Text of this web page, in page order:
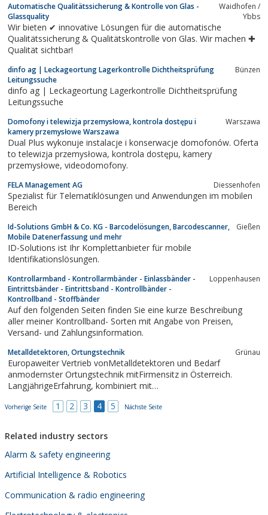
Automatische Qualitätssicherung & Kontrolle von Glas -
Glassquality
Waidhofen /
Ybbs
Wir bieten ✔ innovative Lösungen für die automatische
Qualitätssicherung & Qualitätskontrolle von Glas. Wir machen ✚
Qualität sichtbar!
dinfo ag | Leckageortung Lagerkontrolle Dichtheitsprüfung
Leitungssuche
Bünzen
dinfo ag | Leckageortung Lagerkontrolle Dichtheitsprüfung
Leitungssuche
Domofony i telewizja przemysłowa, kontrola dostępu i
kamery przemysłowe Warszawa
Warszawa
Dual Plus wykonuje instalacje i konserwacje domofonów. Oferta
to telewizja przemysłowa, kontrola dostępu, kamery
przemysłowe, videodomofony.
FELA Management AG Diessenhofen
Spezialist für Telematiklösungen und Anwendungen im mobilen
Bereich
Id-Solutions GmbH & Co. KG - Barcodelösungen, Barcodescanner,
Mobile Datenerfassung und mehr
Gießen
ID-Solutions ist Ihr Komplettanbieter für mobile
Identifikationslösungen.
Kontrollarmband - Kontrollarmbänder - Einlassbänder -
Eintrittsbänder - Eintrittsband - Kontrollbänder -
Kontrollband - Stoffbänder
Loppenhausen
Auf den folgenden Seiten finden Sie eine kurze Beschreibung
aller meiner Kontrollband- Sorten mit Angabe von Preisen,
Versand- und Zahlungsinformation.
Metalldetektoren, Ortungstechnik Grünau
Europaweiter Vertrieb vonMetalldetektoren und Bedarf
anmodernster Ortungstechnik mitFirmensitz in Österreich.
LangjährigeErfahrung, kombiniert mit
zu einem führendenAnbieter im Segment Metall-
Vorherige Seite 1 2 3 4 5 Nächste Seite
Related industry sectors
Alarm & safety engineering
Artificial Intelligence & Robotics
Communication & radio engineering